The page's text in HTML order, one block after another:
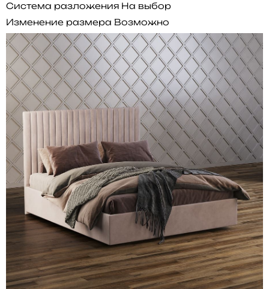
Система разложения На выбор
Изменение размера Возможно